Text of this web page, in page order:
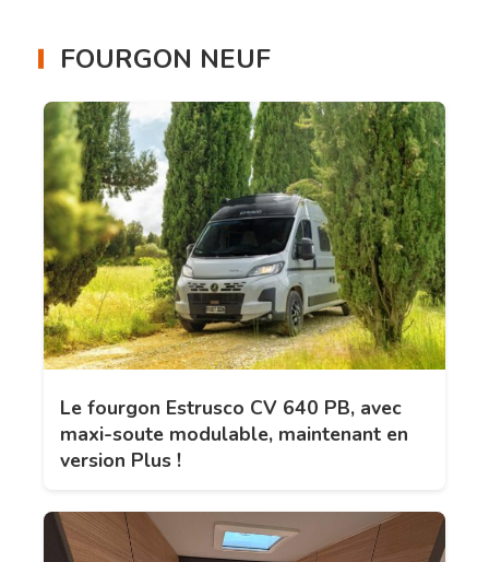
FOURGON NEUF
Le fourgon Estrusco CV 640 PB, avec
maxi-soute modulable, maintenant en
version Plus !